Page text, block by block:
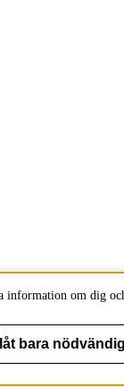
information om dig
bara